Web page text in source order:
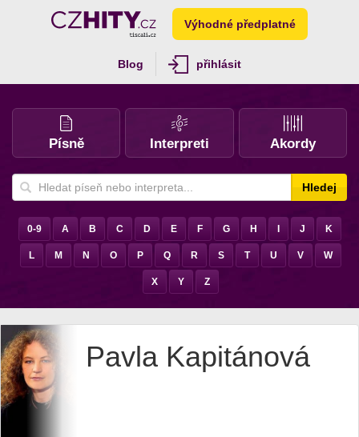
Výhodné předplatné
Blog přihlásit
Písně Interpreti Akordy
Hledej
0-9 A B C D E F G H J K
L M N O P Q R S T U V W
X Y Z
Pavla Kapitánová